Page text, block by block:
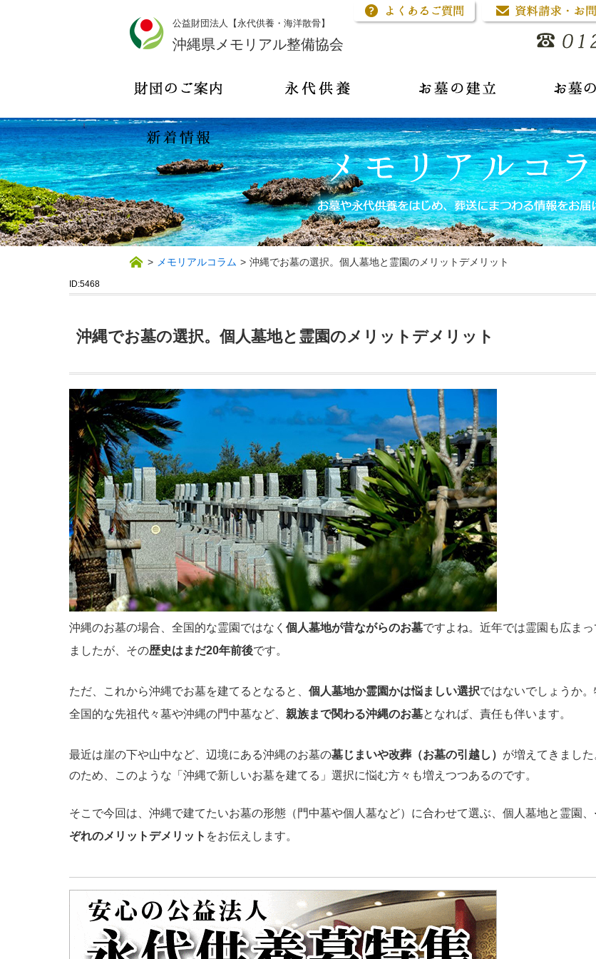
公益財団法人【永代供養・海洋散骨】
沖縄県メモリアル整備協会
> メモリアルコラム > 沖縄でお墓の選択。個人墓地と霊園のメリットデメリット
ID:5468
沖縄でお墓の選択。個人墓地と霊園のメリットデメリット
沖縄のお墓の場合、全国的な霊園ではなく 個人墓地が昔ながらのお墓ですよね。近年では霊園も広まっ
ましたが、その歴史はまだ20年前後です。
ただ、これから沖縄でお墓を建てるとなると、 個人墓地か霊園かは悩ましい選択ではないでしょうか。
全国的な先祖代々墓や沖縄の門中墓など、 親族まで関わる沖縄のお墓となれば、責任も伴います。
最近は崖の下や山中など、辺境にある沖縄のお墓の墓じまいや改葬（お墓の引越し） が増えてきました
のため、このような「沖縄で新しいお墓を建てる」選択に悩む方々も増えつつあるのです。
そこで今回は、沖縄で建てたいお墓の形態（門中墓や個人墓など）に合わせて選ぶ、個人墓地と霊園、
ぞれのメリットデメリット をお伝えします。